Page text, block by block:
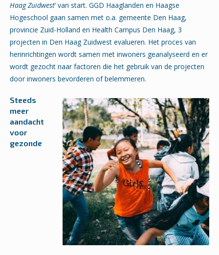
Haag Zuidwest’ van start. GGD Haaglanden en Haagse
Hogeschool gaan samen met o.a. gemeente Den Haag,
provincie Zuid-Holland en Health Campus Den Haag, 3
projecten in Den Haag Zuidwest evalueren. Het proces van
herinrichtingen wordt samen met inwoners geanalyseerd en er
wordt gezocht naar factoren die het gebruik van de projecten
door inwoners bevorderen of belemmeren.
Steeds
meer
aandacht
voor
gezonde